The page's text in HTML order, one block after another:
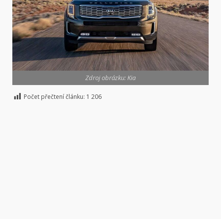
Zdroj obrázku: Kia
Počet přečtení článku: 1 206